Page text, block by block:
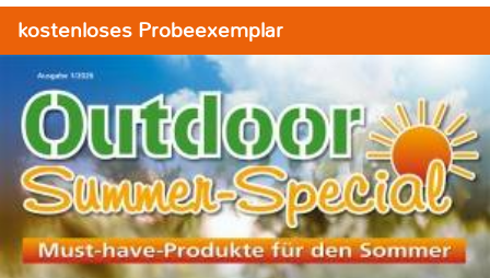
kostenloses Probeexemplar